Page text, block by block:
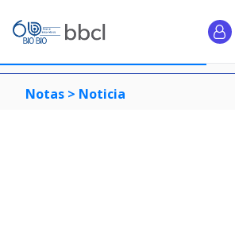
Notas > Noticia